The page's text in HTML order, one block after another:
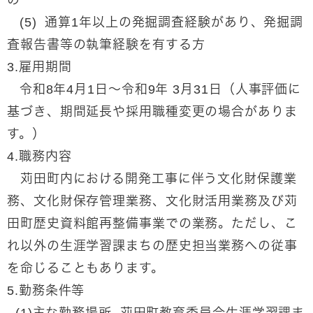
(5) 通算1年以上の発掘調査経験があり、発掘調
査報告書等の執筆経験を有する方
3.雇用期間
令和8年4月1日～令和9年 3月31日（人事評価に
基づき、期間延長や採用職種変更の場合がありま
す。）
4.職務内容​
​ 苅田町内における開発工事に伴う文化財保護業
務、文化財保存管理業務、文化財活用業務及び苅
田町歴史資料館再整備事業での業務。ただし、こ
れ以外の生涯学習課まちの歴史担当業務への従事
を命じることもあります。
5.勤務条件等